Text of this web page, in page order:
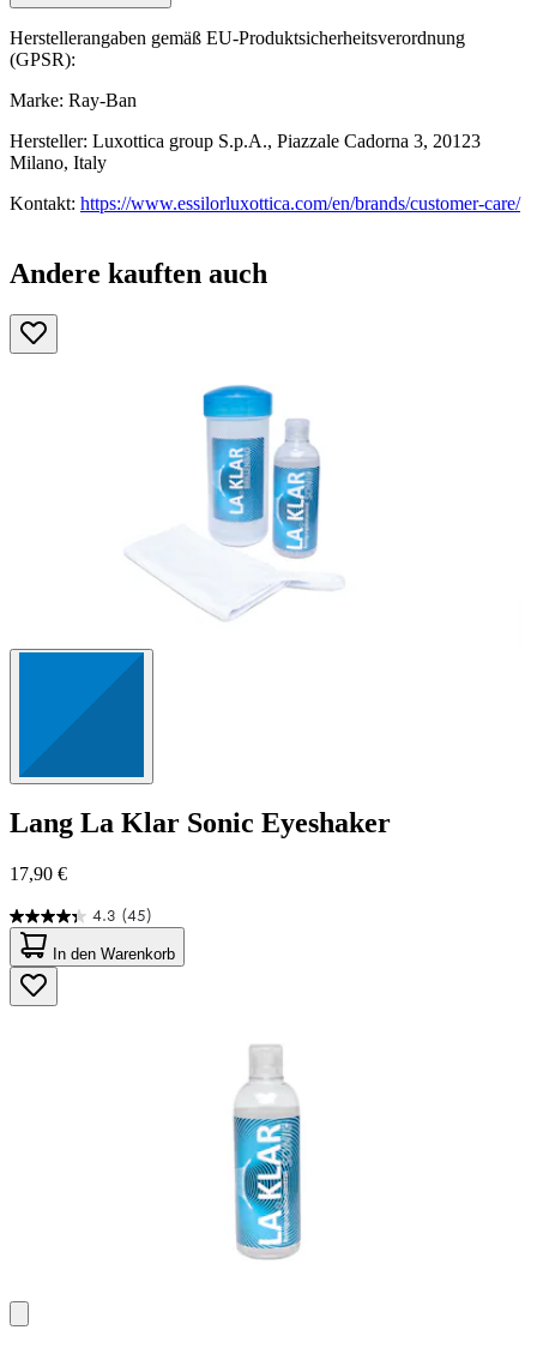
Herstellerangaben gemäß EU-Produktsicherheitsverordnung
(GPSR):
Marke: Ray-Ban
Hersteller: Luxottica group S.p.A., Piazzale Cadorna 3, 20123
Milano, Italy
Kontakt: https://www.essilorluxottica.com/en/brands/customer-care/
Andere kauften auch
Lang La Klar Sonic Eyeshaker
17,90 €
4.3 (45)
4.3
von
5
Sternen.
45
In den Warenkorb